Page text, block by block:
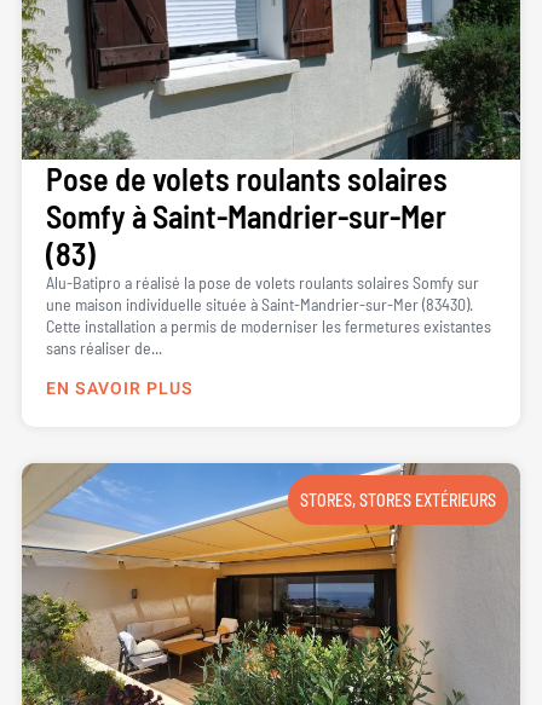
Pose de volets roulants solaires
Somfy à Saint-Mandrier-sur-Mer
(83)
Alu-Batipro a réalisé la pose de volets roulants solaires Somfy sur
une maison individuelle située à Saint-Mandrier-sur-Mer (83430).
Cette installation a permis de moderniser les fermetures existantes
sans réaliser de...
EN SAVOIR PLUS
STORES,STORES EXTÉRIEURS